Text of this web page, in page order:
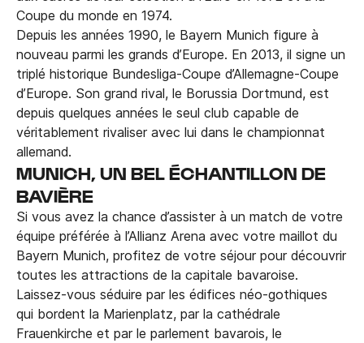
Coupe du monde en 1974.
Depuis les années 1990, le Bayern Munich figure à
nouveau parmi les grands d’Europe. En 2013, il signe un
triplé historique Bundesliga-Coupe d’Allemagne-Coupe
d’Europe. Son grand rival, le Borussia Dortmund, est
depuis quelques années le seul club capable de
véritablement rivaliser avec lui dans le championnat
allemand.
MUNICH, UN BEL ÉCHANTILLON DE
BAVIÈRE
Si vous avez la chance d’assister à un match de votre
équipe préférée à l’Allianz Arena avec votre maillot du
Bayern Munich, profitez de votre séjour pour découvrir
toutes les attractions de la capitale bavaroise.
Laissez-vous séduire par les édifices néo-gothiques
qui bordent la Marienplatz, par la cathédrale
Frauenkirche et par le parlement bavarois, le